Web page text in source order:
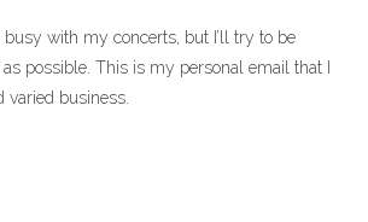
busy with my concerts, but I’ll try to be
possible. This is my personal email that I
varied business.